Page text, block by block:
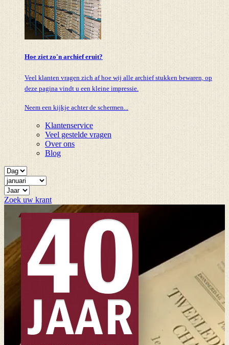
Hoe ziet zo'n archief eruit?
Veel klanten vragen zich af hoe wij alle archief stukken bewaren, op
deze pagina vindt u een kleine impressie.
Neem een kijkje achter de schermen...
Klantenservice
Veel gestelde vragen
Over ons
Blog
Zoek uw krant